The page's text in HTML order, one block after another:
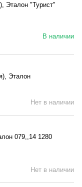
Эталон "Турист"
В наличии
Эталон
Нет в наличии
079,,14 1280
Нет в наличии